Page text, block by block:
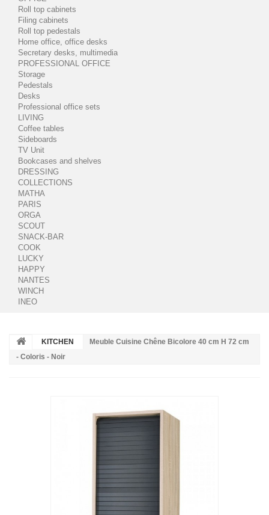
Roll top cabinets
Filing cabinets
Roll top pedestals
Home office, office desks
Secretary desks, multimedia
PROFESSIONAL OFFICE
Storage
Pedestals
Desks
Professional office sets
LIVING
Coffee tables
Sideboards
TV Unit
Bookcases and shelves
DRESSING
COLLECTIONS
MATHA
PARIS
ORGA
SCOUT
SNACK-BAR
COOK
LUCKY
HAPPY
NANTES
WINCH
INEO
KITCHEN
Meuble Cuisine Chêne Bicolore 40 cm H 72 cm
- Coloris - Noir